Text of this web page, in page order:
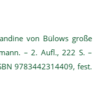
von Bülows große
– 2. Aufl., 222 S. –
9783442314409, fest.